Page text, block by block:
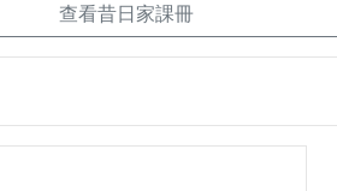
查看昔日家課冊